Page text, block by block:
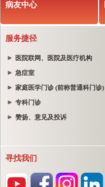
病友中心
服务捷径
医院联网、医院及医疗机构
急症室
家庭医学门诊 (前称普通科门诊)
专科门诊
赞扬、意见及投诉
寻找我们